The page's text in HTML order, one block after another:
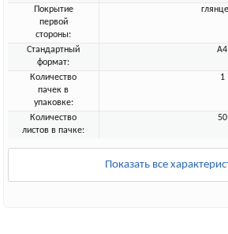
Покрытие
первой
стороны:
Стандартный
формат:
A4
Количество
пачек в
упаковке:
1
Количество
листов в пачке:
50
Показать все